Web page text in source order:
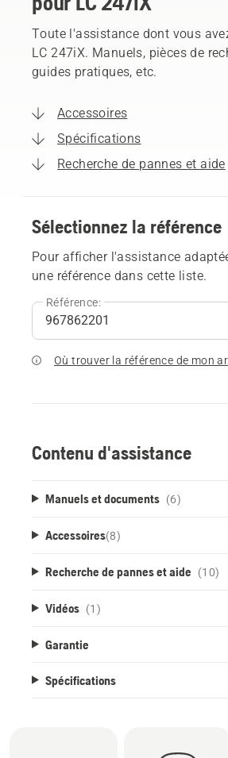
Toute l'assistance dont vous
LC 247iX. Manuels, pièces de
guides pratiques, etc.
Accessoires
Spécifications
Recherche de pannes et aide
Sélectionnez la référence
Pour afficher l'assistance
une référence dans cette liste.
Référence:
Où trouver la référence de mon
Contenu d'assistance
Manuels et documents (6)
Accessoires(8)
Recherche de pannes et aide (10)
Vidéos (1)
Garantie
Spécifications